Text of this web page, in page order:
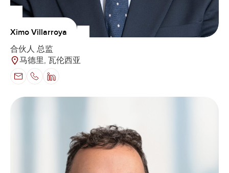
Ximo Villarroya
合伙人 总监
马德里, 瓦伦西亚